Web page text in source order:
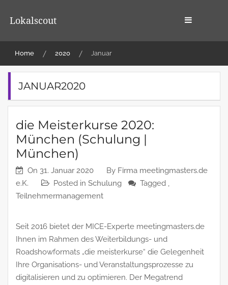
Lokalscout
Home 2020 Januar
JANUAR2020
die Meisterkurse 2020:
München (Schulung |
München)
On 31. Januar 2020 By Firma meetingmasters.de
e.K.
Posted in Schulung
Tagged ,
Teilnehmermanagement
Seit 2016 bietet der MICE-Experte meetingmasters.de
Ihnen im Rahmen des Weiterbildungs- und
Roadshowformats „die meisterkurse“ die Gelegenheit
Ihre Organisations- und Veranstaltungsprozesse zu
digitalisieren und zu optimieren. Der Megatrend